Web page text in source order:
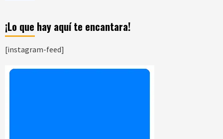
¡Lo que hay aquí te encantara!
[instagram-feed]